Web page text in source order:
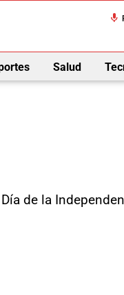
mic
Salud
de la